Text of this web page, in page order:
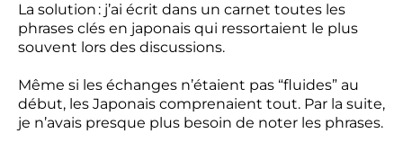
La solution : j’ai écrit dans un carnet toutes les
phrases clés en japonais qui ressortaient le plus
souvent lors des discussions.
Même si les échanges n’étaient pas “fluides” au
début, les Japonais comprenaient tout. Par la suite,
je n’avais presque plus besoin de noter les phrases.